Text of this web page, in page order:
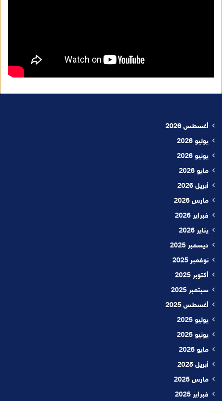
أغسطس 2026
يوليو 2026
يونيو 2026
مايو 2026
أبريل 2026
مارس 2026
فبراير 2026
يناير 2026
ديسمبر 2025
نوفمبر 2025
أكتوبر 2025
سبتمبر 2025
أغسطس 2025
يوليو 2025
يونيو 2025
مايو 2025
أبريل 2025
مارس 2025
فبراير 2025